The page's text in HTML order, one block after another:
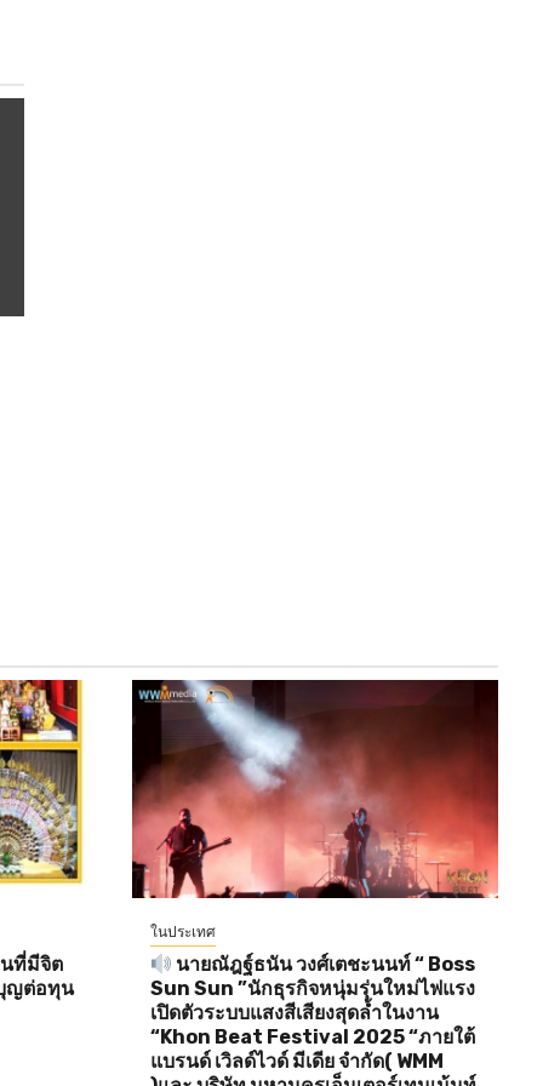
ที่มีจิต
ญต่อทุน
ในประเทศ
นายณัฎฐ์ธนัน วงศ์เตชะนนท์ “ Boss
Sun Sun ”นักธุรกิจหนุ่มรุ่นใหม่ไฟแรง
เปิดตัวระบบแสงสีเสียงสุดล้ำในงาน
“Khon Beat Festival 2025 “ภายใต้
แบรนด์ เวิลด์ไวด์ มีเดีย จำกัด( WMM